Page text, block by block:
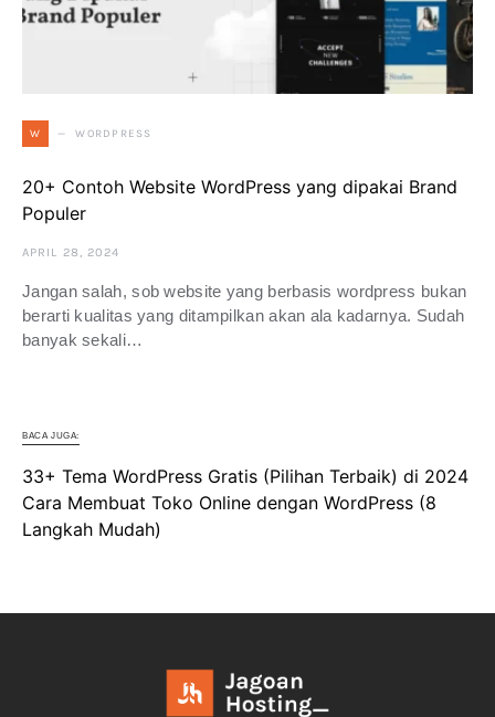
W WORDPRESS
20+ Contoh Website WordPress yang dipakai Brand
Populer
APRIL 28, 2024
Jangan salah, sob website yang berbasis wordpress bukan
berarti kualitas yang ditampilkan akan ala kadarnya. Sudah
banyak sekali…
BACA JUGA:
33+ Tema WordPress Gratis (Pilihan Terbaik) di 2024
Cara Membuat Toko Online dengan WordPress (8
Langkah Mudah)